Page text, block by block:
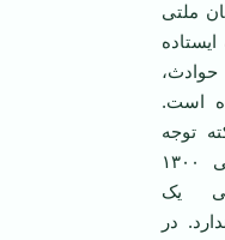
ملتی
ایستاده
است.
توجه
دهیم که ایران طی ۱۳۰۰
یک
در